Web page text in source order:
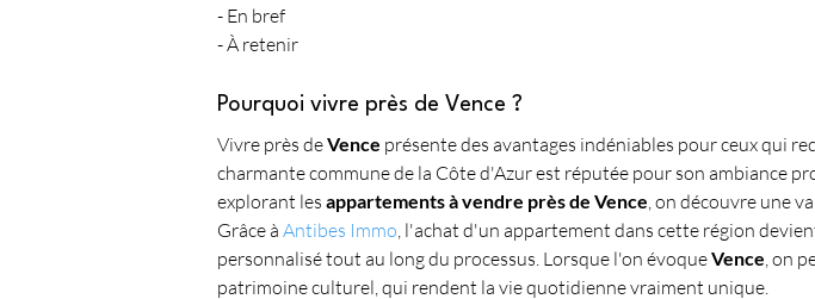
- En bref
- À retenir
Pourquoi vivre près de Vence ?
Vivre près de Vence présente des avantages indéniables pour ceux qui
charmante commune de la Côte d'Azur est réputée pour son ambiance
explorant les appartements à vendre près de Vence, on découvre une
Grâce à Antibes Immo, l'achat d'un appartement dans cette région
personnalisé tout au long du processus. Lorsque l'on évoque Vence, on
patrimoine culturel, qui rendent la vie quotidienne vraiment unique.